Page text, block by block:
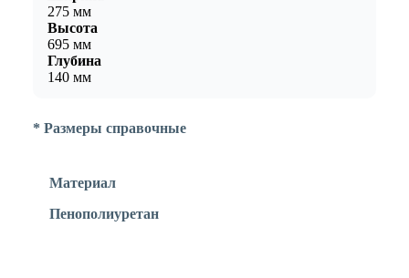
275 мм
Высота
695 мм
Глубина
140 мм
* Размеры справочные
Материал
Пенополиуретан